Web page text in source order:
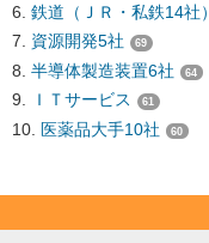
鉄道（ＪＲ・私鉄14社）
資源開発5社 69
半導体製造装置6社 64
ＩＴサービス 61
医薬品大手10社 60